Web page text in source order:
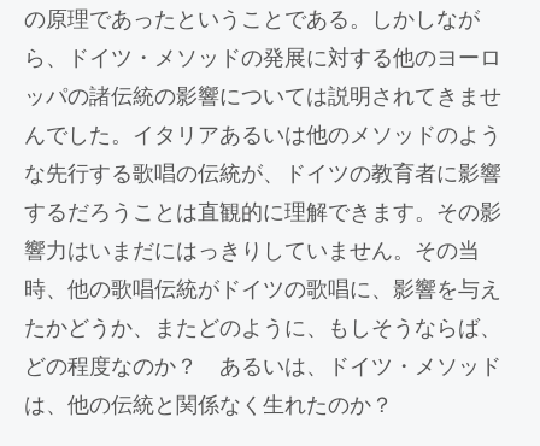
の原理であったということである。しかしなが
ら、ドイツ・メソッドの発展に対する他のヨーロ
ッパの諸伝統の影響については説明されてきませ
んでした。イタリアあるいは他のメソッドのよう
な先行する歌唱の伝統が、ドイツの教育者に影響
するだろうことは直観的に理解できます。その影
響力はいまだにはっきりしていません。その当
時、他の歌唱伝統がドイツの歌唱に、影響を与え
たかどうか、またどのように、もしそうならば、
どの程度なのか？ あるいは、ドイツ・メソッド
は、他の伝統と関係なく生れたのか？